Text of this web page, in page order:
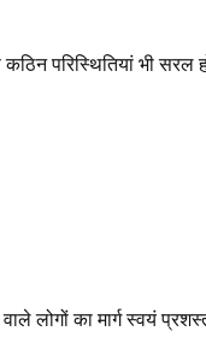
परिस्थितियां भी सरल
लोगों का मार्ग स्वयं